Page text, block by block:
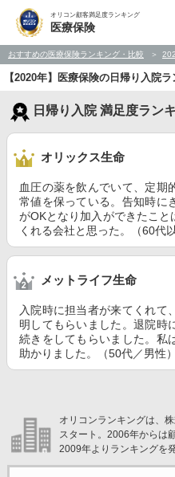
オリコン顧客満足度ランキング
医療保険
おすすめの医療保険ランキング・比較
【2020年】医療保険の日帰り入院
日帰り入院 満足度ラン
オリックス生命
血圧の薬を飲んでいて、定期
常値を保っている。告知時に
がOKとなり加入ができたこ
くれる会社と思った。（60代
メットライフ生命
入院時に担当者が来てくれて
明してもらいました。退院時
続きをしてもらいました。私
助かりました。（50代／男性）
オリコンランキングは、
スタート。2006年からは
2009年よりランキングを